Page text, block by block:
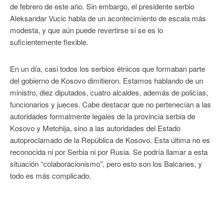
de febrero de este año. Sin embargo, el presidente serbio
Aleksandar Vucic habla de un acontecimiento de escala más
modesta, y que aún puede revertirse si se es lo
suficientemente flexible.
En un día, casi todos los serbios étnicos que formaban parte
del gobierno de Kosovo dimitieron. Estamos hablando de un
ministro, diez diputados, cuatro alcaldes, además de policías,
funcionarios y jueces. Cabe destacar que no pertenecían a las
autoridades formalmente legales de la provincia serbia de
Kosovo y Metohija, sino a las autoridades del Estado
autoproclamado de la República de Kosovo. Esta última no es
reconocida ni por Serbia ni por Rusia. Se podría llamar a esta
situación “colaboracionismo”, pero esto son los Balcanes, y
todo es más complicado.